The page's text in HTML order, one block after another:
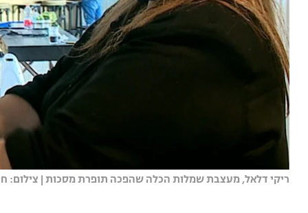
ריקי דלאל, מעצבת שמלות הכלה שהפכה תופרת מסכות | צילום: